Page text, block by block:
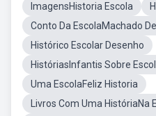
ImagensHistoria Escola
Conto Da EscolaMachado
Histórico Escolar Desenho
HistóriasInfantis Sobre
Uma EscolaFeliz Historia
Livros Com Uma HistóriaNa